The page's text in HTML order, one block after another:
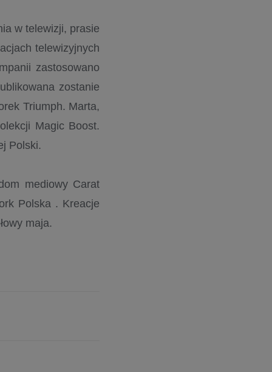
w telewizji, prasie
telewizyjnych
zastosowano
zostanie
Triumph. Marta,
Magic Boost.
Polski.
mediowy Carat
Polska . Kreacje
maja.